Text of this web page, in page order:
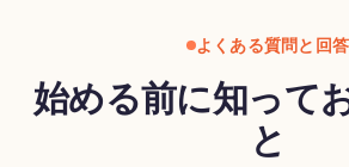
よくある質問と回答
始める前に知って
と